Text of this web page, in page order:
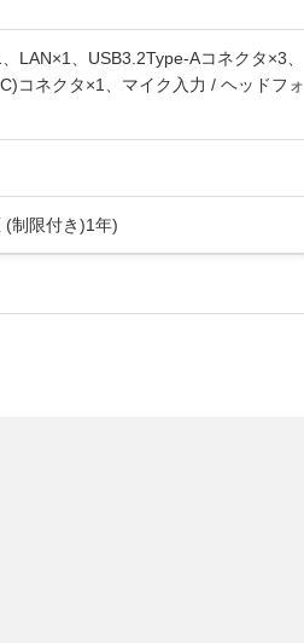
LAN×1、USB3.2Type‐Aコネクタ×3、
コネクタ×1、マイク入力 / ヘッドフォ
(制限付き)1年)